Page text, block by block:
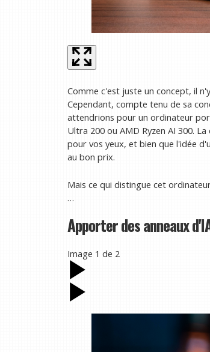
Comme c'est juste un concept, il
Cependant, compte tenu de sa
attendrions pour un ordinateur
Ultra 200 ou AMD Ryzen AI 300.
pour vos yeux, et bien que l'idée
au bon prix.
Mais ce qui distingue cet
…
Apporter des anneaux
Image 1 de 2